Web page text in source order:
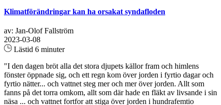
Klimatförändringar kan ha orsakat syndafloden
av: Jan-Olof Fallström
2023-03-08
Lästid 6 minuter
"I den dagen bröt alla det stora djupets källor fram och himlens
fönster öppnade sig, och ett regn kom över jorden i fyrtio dagar och
fyrtio nätter... och vattnet steg mer och mer över jorden. Allt som
fanns på det torra omkom, allt som där hade en fläkt av livsande i sin
näsa ... och vattnet fortfor att stiga över jorden i hundrafemtio